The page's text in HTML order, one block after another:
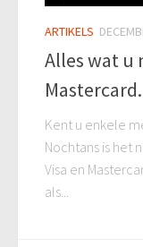
ARTIKELS
Alles wat u
Mastercard.
Kent u enkele
Nochtans is het
Visa en
als...